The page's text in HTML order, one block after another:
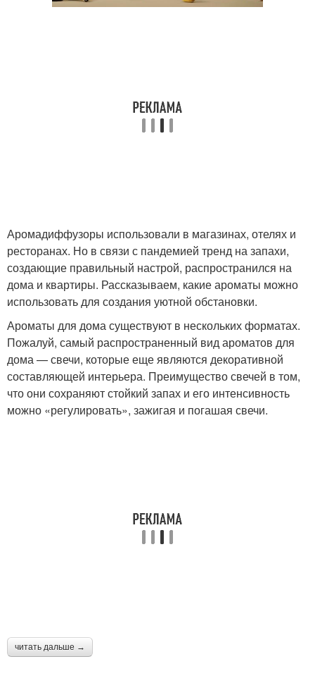
Аромадиффузоры использовали в магазинах, отелях и
ресторанах. Но в связи с пандемией тренд на запахи,
создающие правильный настрой, распространился на
дома и квартиры. Рассказываем, какие ароматы можно
использовать для создания уютной обстановки.
Ароматы для дома существуют в нескольких форматах.
Пожалуй, самый распространенный вид ароматов для
дома — свечи, которые еще являются декоративной
составляющей интерьера. Преимущество свечей в том,
что они сохраняют стойкий запах и его интенсивность
можно «регулировать», зажигая и погашая свечи.
читать дальше →